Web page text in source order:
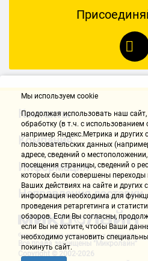
Контакты
Компания
Информация
Направления доставки
Все права защищены "Микролайн"
Copyright © 2002-2026
Мы используем cookie
Продолжая использовать наш cайт,
обработку (в т.ч. с использованием
например Яндекс.Метрика и других
пользовательских данных
адресе, сведений о
посещения страницы, сведений о
которых были совершены переходы
Ваших действиях на сайте и других
информация необходима для
проведения ретаргетинга и
обзоров. Если Вы согласны,
если Вы не хотите, чтобы Ваши
необходимо установить
покинуть сайт.